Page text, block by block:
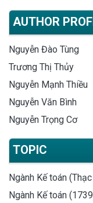
AUTHOR
Nguyễn Đào Tùng
Trương Thị Thủy
Nguyễn Mạnh Thiều
Nguyễn Văn Bình
Nguyễn Trọng Cơ
TOPIC
Ngành Kế toán
Ngành Kế toán